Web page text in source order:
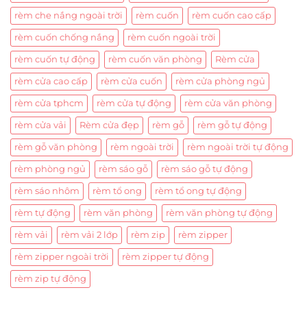
rèm che nắng ngoài trời rèm cuốn rèm cuốn cao cấp
rèm cuốn chống nắng rèm cuốn ngoài trời
rèm cuốn tự động rèm cuốn văn phòng Rèm cửa
rèm cửa cao cấp rèm cửa cuốn rèm cửa phòng ngủ
rèm cửa tphcm rèm cửa tự động rèm cửa văn phòng
rèm cửa vải Rèm cửa đẹp rèm gỗ rèm gỗ tự động
rèm gỗ văn phòng rèm ngoài trời rèm ngoài trời tự động
rèm phòng ngủ rèm sáo gỗ rèm sáo gỗ tự động
rèm sáo nhôm rèm tổ ong rèm tổ ong tự động
rèm tự động rèm văn phòng rèm văn phòng tự động
rèm vải rèm vải 2 lớp rèm zip rèm zipper
rèm zipper ngoài trời rèm zipper tự động
rèm zip tự động